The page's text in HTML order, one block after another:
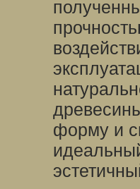
форму и